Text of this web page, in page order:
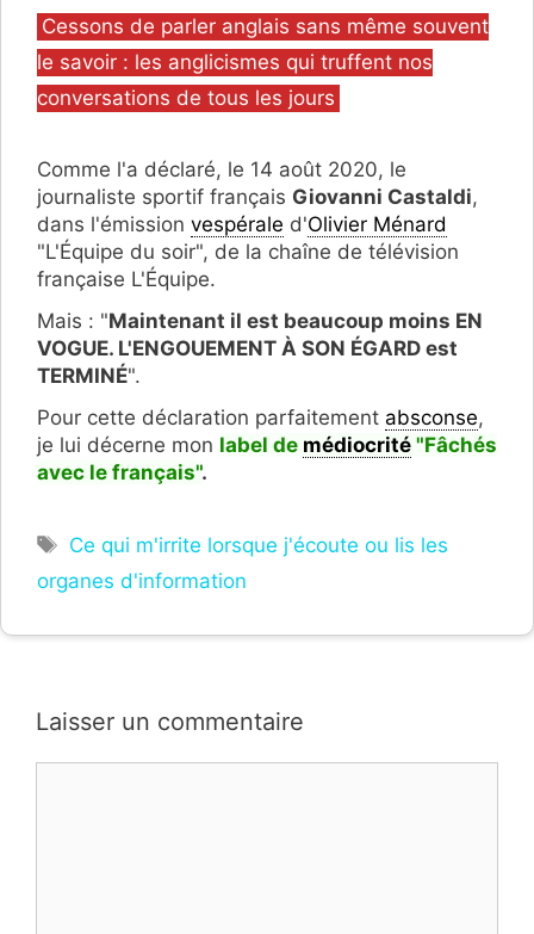
Catégories
Cessons de parler anglais sans même souvent
le savoir : les anglicismes qui truffent nos
conversations de tous les jours
Comme l'a déclaré, le 14 août 2020, le
journaliste sportif français Giovanni Castaldi,
dans l'émission vespérale d'Olivier Ménard
"L'Équipe du soir", de la chaîne de télévision
française L'Équipe.
Mais : "Maintenant il est beaucoup moins EN
VOGUE. L'ENGOUEMENT À SON ÉGARD est
TERMINÉ".
Pour cette déclaration parfaitement absconse,
je lui décerne mon label de médiocrité "Fâchés
avec le français".
Étiquettes
Ce qui m'irrite lorsque j'écoute ou lis les
organes d'information
Laisser un commentaire